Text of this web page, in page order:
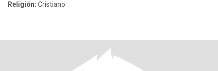
Religión: Cristiano